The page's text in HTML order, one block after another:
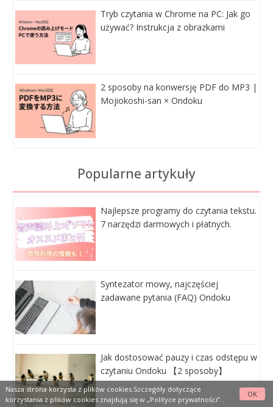
Tryb czytania w Chrome na PC: Jak go
używać? Instrukcja z obrazkami
2 sposoby na konwersję PDF do MP3 |
Mojiokoshi-san × Ondoku
Popularne artykuły
Najlepsze programy do czytania tekstu.
7 narzędzi darmowych i płatnych.
Syntezator mowy, najczęściej
zadawane pytania (FAQ) Ondoku
Jak dostosować pauzy i czas odstępu w
czytaniu Ondoku 【2 sposoby】
Nasza strona korzysta z plików cookies.Szczegóły dotyczące
korzystania z plików cookies znajdują się w „Polityce prywatności”.
OK